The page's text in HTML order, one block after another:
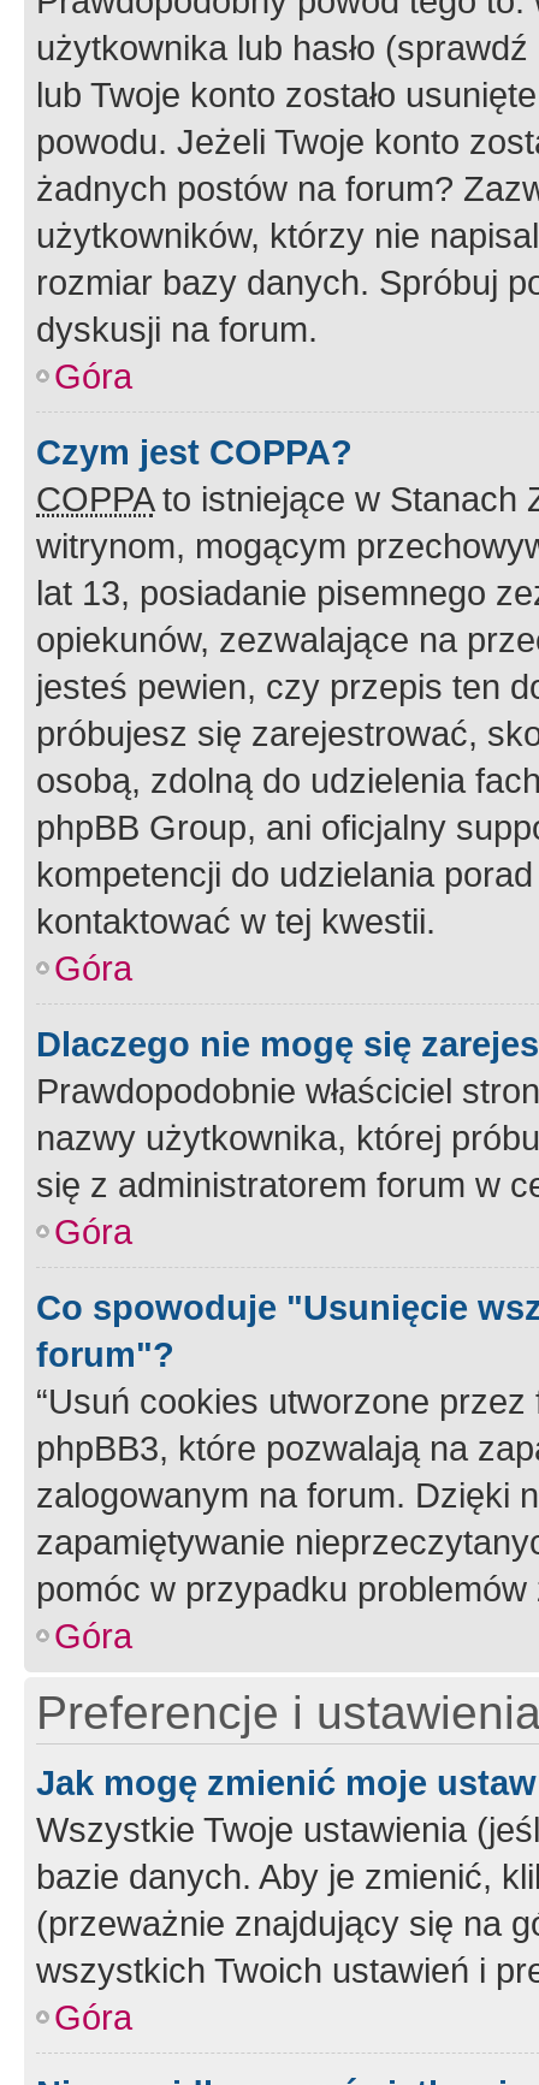
użytkownika lub hasło
lub Twoje konto zostało
powodu. Jeżeli Twoje konto
żadnych postów na forum?
użytkowników, którzy nie
rozmiar bazy danych. Spróbuj
dyskusji na forum.
Góra
Czym jest COPPA?
COPPAto istniejące w Stanach
witrynom, mogącym
lat 13, posiadanie pisemnego
opiekunów, zezwalające na
jesteś pewien, czy przepis ten
próbujesz się zarejestrować,
osobą, zdolną do udzielenia
phpBB Group, ani oficjalny
kompetencji do udzielania
kontaktować w tej kwestii.
Góra
Dlaczego nie mogę się
Prawdopodobnie właściciel
nazwy użytkownika, której
się z administratorem forum w
Góra
Co spowoduje "Usunięcie
forum"?
“Usuń cookies utworzone
phpBB3, które pozwalają na
zalogowanym na forum. Dzięki
zapamiętywanie
pomóc w przypadku
Góra
Preferencje i
Jak mogę zmienić moje
Wszystkie Twoje ustawienia
bazie danych. Aby je zmienić,
(przeważnie znajdujący się na
wszystkich Twoich ustawień i
Góra